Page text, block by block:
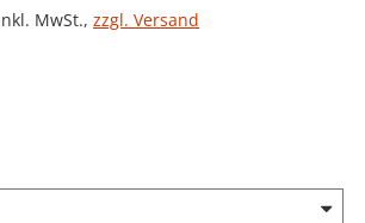
MwSt., zzgl. Versand